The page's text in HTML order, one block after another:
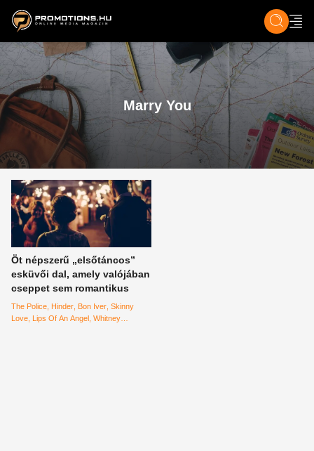
ZENE, FILM & KULT ÉLET TECH &
Marry You
Öt népszerű „elsőtáncos”
esküvői dal, amely valójában
cseppet sem romantikus
The Police Hinder Bon Iver Skinny
Love Lips Of An Angel Whitney